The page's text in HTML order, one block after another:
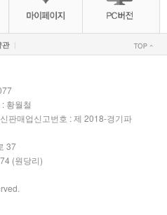
관|
황월철
판매업신고번호 : 제 2018-경기파
37
(원당리)